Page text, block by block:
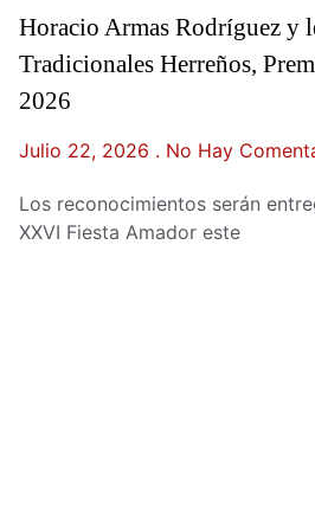
Horacio Armas Rodríguez y
Tradicionales Herreños,
2026
Julio 22, 2026 No Hay
Los reconocimientos serán
XXVI Fiesta Amador este